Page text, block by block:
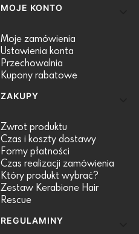
Linki w stopce
MOJE KONTO
Moje zamówienia
Ustawienia konta
Przechowalnia
Kupony rabatowe
ZAKUPY
Zwrot produktu
Czas i koszty dostawy
Formy płatności
Czas realizacji zamówienia
Który produkt wybrać?
Zestaw Kerabione Hair
Rescue
REGULAMINY